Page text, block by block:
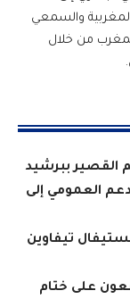
والسمعي
من خلال
القصير ببرشيد
العمومي إلى
تيفاوين
على ختام